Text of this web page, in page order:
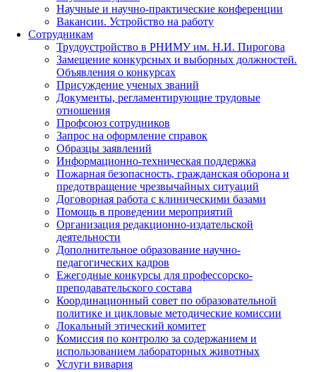
Научные и научно-практические конференции
Вакансии. Устройство на работу
Сотрудникам
Трудоустройство в РНИМУ им. Н.И. Пирогова
Замещение конкурсных и выборных должностей.
Объявления о конкурсах
Присуждение ученых званий
Документы, регламентирующие трудовые
отношения
Профсоюз сотрудников
Запрос на оформление справок
Образцы заявлений
Информационно-техническая поддержка
Пожарная безопасность, гражданская оборона и
предотвращение чрезвычайных ситуаций
Договорная работа с клиническими базами
Помощь в проведении мероприятий
Организация редакционно-издательской
деятельности
Дополнительное образование научно-
педагогических кадров
Ежегодные конкурсы для профессорско-
преподавательского состава
Координационный совет по образовательной
политике и цикловые методические комиссии
Локальный этический комитет
Комиссия по контролю за содержанием и
использованием лабораторных животных
Услуги вивария